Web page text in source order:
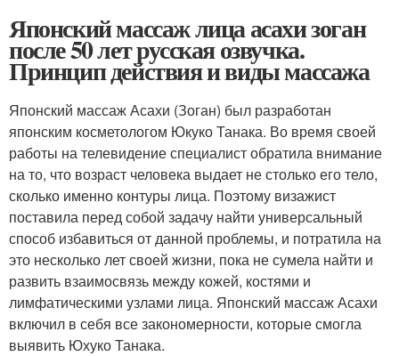
Японский массаж лица асахи зоган
после 50 лет русская озвучка.
Принцип действия и виды массажа
Японский массаж Асахи (Зоган) был разработан
японским косметологом Юкуко Танака. Во время своей
работы на телевидение специалист обратила внимание
на то, что возраст человека выдает не столько его тело,
сколько именно контуры лица. Поэтому визажист
поставила перед собой задачу найти универсальный
способ избавиться от данной проблемы, и потратила на
это несколько лет своей жизни, пока не сумела найти и
развить взаимосвязь между кожей, костями и
лимфатическими узлами лица. Японский массаж Асахи
включил в себя все закономерности, которые смогла
выявить Юхуко Танака.